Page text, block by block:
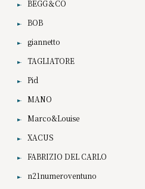
BEGG＆CO
BOB
giannetto
TAGLIATORE
Pid
MANO
Marco&Louise
XACUS
FABRIZIO DEL CARLO
n21numeroventuno